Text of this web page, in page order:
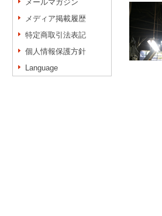
メールマガジン
メディア掲載履歴
特定商取引法表記
個人情報保護方針
Language